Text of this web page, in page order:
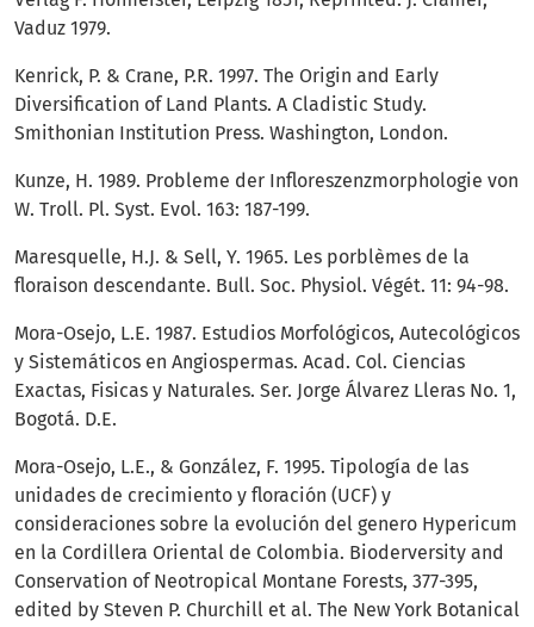
Vaduz 1979.
Kenrick, P. & Crane, P.R. 1997. The Origin and Early
Diversification of Land Plants. A Cladistic Study.
Smithonian Institution Press. Washington, London.
Kunze, H. 1989. Probleme der Infloreszenzmorphologie von
W. Troll. Pl. Syst. Evol. 163: 187-199.
Maresquelle, H.J. & Sell, Y. 1965. Les porblèmes de la
floraison descendante. Bull. Soc. Physiol. Végét. 11: 94-98.
Mora-Osejo, L.E. 1987. Estudios Morfológicos, Autecológicos
y Sistemáticos en Angiospermas. Acad. Col. Ciencias
Exactas, Fisicas y Naturales. Ser. Jorge Álvarez Lleras No. 1,
Bogotá. D.E.
Mora-Osejo, L.E., & González, F. 1995. Tipología de las
unidades de crecimiento y floración (UCF) y
consideraciones sobre la evolución del genero Hypericum
en la Cordillera Oriental de Colombia. Bioderversity and
Conservation of Neotropical Montane Forests, 377-395,
edited by Steven P. Churchill et al. The New York Botanical